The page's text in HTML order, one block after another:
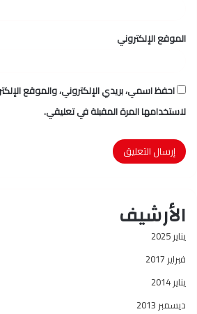
الموقع الإلكتروني
احفظ اسمي، بريدي الإلكتروني، والموقع
لاستخدامها المرة المقبلة في تعليقي.
الأرشيف
يناير 2025
فبراير 2017
يناير 2014
ديسمبر 2013